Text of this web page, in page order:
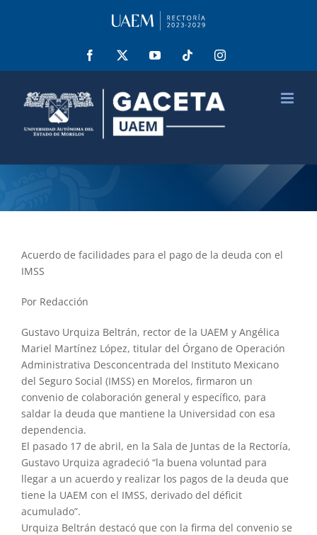
Facebook YouTube Tiktok Instagram
Acuerdo de facilidades para el pago de la deuda con el
IMSS
Por Redacción
Gustavo Urquiza Beltrán, rector de la UAEM y Angélica
Mariel Martínez López, titular del Órgano de Operación
Administrativa Desconcentrada del Instituto Mexicano
del Seguro Social (IMSS) en Morelos, firmaron un
convenio de colaboración general y específico, para
saldar la deuda que mantiene la Universidad con esa
dependencia.
El pasado 17 de abril, en la Sala de Juntas de la Rectoría,
Gustavo Urquiza agradeció “la buena voluntad para
llegar a un acuerdo y realizar los pagos de la deuda que
tiene la UAEM con el IMSS, derivado del déficit
acumulado”.
Urquiza Beltrán destacó que con la firma del convenio se